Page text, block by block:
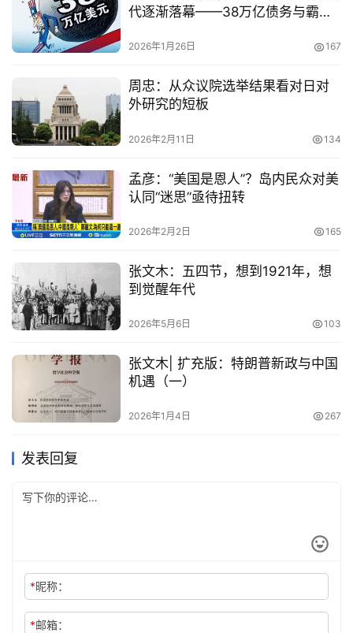
代逐渐落幕——38万亿债务与霸权
2026年1月26日 167
周忠：从众议院选举结果看对日对
外研究的短板
2026年2月11日 134
孟彦：“美国是恩人”？岛内民众对美
认同“迷思”亟待扭转
2026年2月2日 165
张文木：五四节，想到1921年，想
到觉醒年代
2026年5月6日 103
张文木| 扩充版：特朗普新政与中国
机遇（一）
2026年1月4日 267
发表回复
*昵称：
*邮箱：